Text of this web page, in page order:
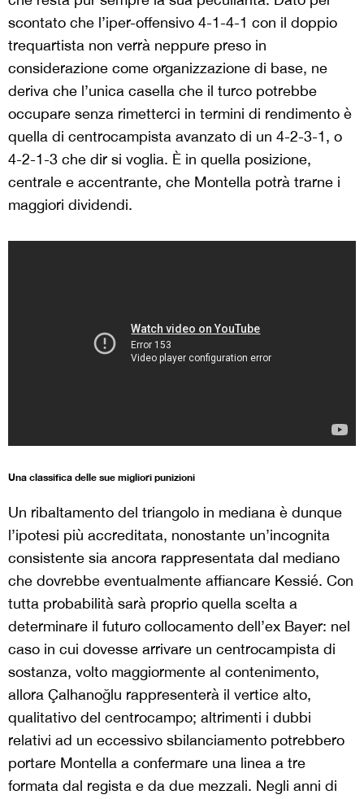
scontato che l’iper-offensivo 4-1-4-1 con il doppio
trequartista non verrà neppure preso in
considerazione come organizzazione di base, ne
deriva che l’unica casella che il turco potrebbe
occupare senza rimetterci in termini di rendimento è
quella di centrocampista avanzato di un 4-2-3-1, o
4-2-1-3 che dir si voglia. È in quella posizione,
centrale e accentrante, che Montella potrà trarne i
maggiori dividendi.
Una classifica delle sue migliori punizioni
Un ribaltamento del triangolo in mediana è dunque
l’ipotesi più accreditata, nonostante un’incognita
consistente sia ancora rappresentata dal mediano
che dovrebbe eventualmente affiancare Kessié. Con
tutta probabilità sarà proprio quella scelta a
determinare il futuro collocamento dell’ex Bayer: nel
caso in cui dovesse arrivare un centrocampista di
sostanza, volto maggiormente al contenimento,
allora Çalhanoğlu rappresenterà il vertice alto,
qualitativo del centrocampo; altrimenti i dubbi
relativi ad un eccessivo sbilanciamento potrebbero
portare Montella a confermare una linea a tre
formata dal regista e da due mezzali. Negli anni di